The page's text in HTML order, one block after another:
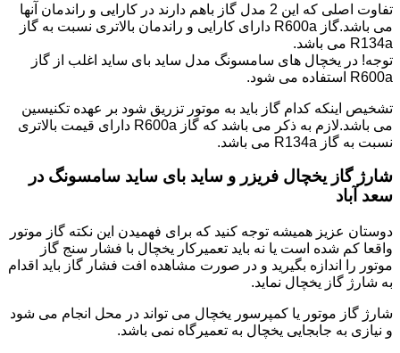
تفاوت اصلی که این 2 مدل گاز باهم دارند در کارایی و راندمان آنها
می باشد.گاز R600a دارای کارایی و راندمان بالاتری نسبت به گاز
R134a می باشد.
توجه! در یخچال های سامسونگ مدل ساید بای ساید اغلب از گاز
R600a استفاده می شود.
تشخیص اینکه کدام گاز باید به موتور تزریق شود بر عهده تکنیسین
می باشد.لازم به ذکر می باشد که گاز R600a دارای قیمت بالاتری
نسبت به گاز R134a می باشد.
شارژ گاز یخچال فریزر و ساید بای ساید سامسونگ در
سعد آباد
دوستان عزیز همیشه توجه کنید که برای فهمیدن این نکته گاز موتور
واقعا کم شده است یا نه باید تعمیرکار یخچال با فشار سنج گاز
موتور را اندازه بگیرید و در صورت مشاهده افت فشار گاز باید اقدام
به شارژ گاز یخچال نماید.
شارژ گاز موتور یا کمپرسور یخچال می تواند در محل انجام می شود
و نیازی به جابجایی یخچال به تعمیرگاه نمی باشد.